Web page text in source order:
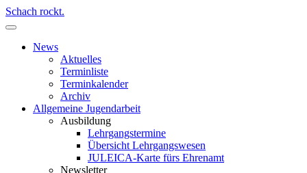
Schach rockt.
News
Aktuelles
Terminliste
Terminkalender
Archiv
Allgemeine Jugendarbeit
Ausbildung
Lehrgangstermine
Übersicht Lehrgangswesen
JULEICA-Karte fürs Ehrenamt
Newsletter